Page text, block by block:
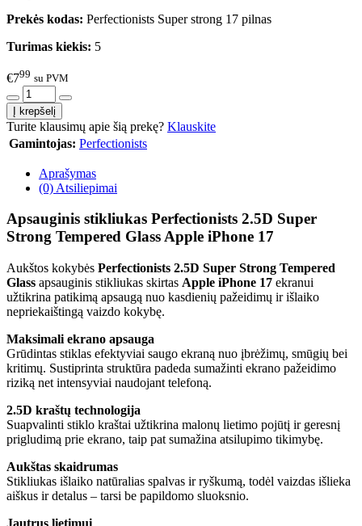
Prekės kodas: Perfectionists Super strong 17 pilnas
Turimas kiekis: 5
€799 su PVM
Turite klausimų apie šią prekę? Klauskite
Gamintojas: Perfectionists
Aprašymas
(0) Atsiliepimai
Apsauginis stikliukas Perfectionists 2.5D Super
Strong Tempered Glass Apple iPhone 17
Aukštos kokybės Perfectionists 2.5D Super Strong Tempered
Glass apsauginis stikliukas skirtas Apple iPhone 17 ekranui
užtikrina patikimą apsaugą nuo kasdienių pažeidimų ir išlaiko
nepriekaištingą vaizdo kokybę.
Maksimali ekrano apsauga
Grūdintas stiklas efektyviai saugo ekraną nuo įbrėžimų, smūgių bei
kritimų. Sustiprinta struktūra padeda sumažinti ekrano pažeidimo
riziką net intensyviai naudojant telefoną.
2.5D kraštų technologija
Suapvalinti stiklo kraštai užtikrina malonų lietimo pojūtį ir geresnį
prigludimą prie ekrano, taip pat sumažina atsilupimo tikimybę.
Aukštas skaidrumas
Stikliukas išlaiko natūralias spalvas ir ryškumą, todėl vaizdas išlieka
aiškus ir detalus – tarsi be papildomo sluoksnio.
Jautrus lietimui